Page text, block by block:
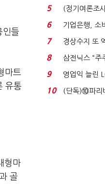
인들
마트
유통
형마
골
세 구하기 더
5
(정기여론조
'초접전'…대
6
기업은행, 소
이스피싱 공
7
경상수지 또
억달러에
8
삼전닉스 “
로이터에 성
9
영업익 늘린
업 드라이브
10
(단독)⑩파리